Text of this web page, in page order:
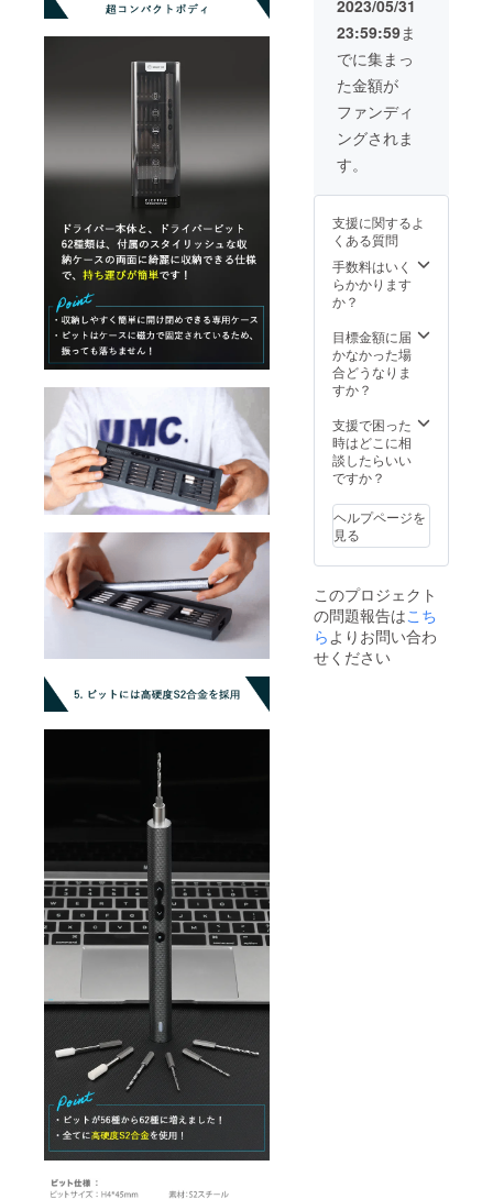
からオ
ンライ
ン
ショッ
プなど
にて一
般販売
す。
より下
がる可
能性も
ござい
ます。
類似商
品が発
生する
ます。
ご了承
頂いた
上でご
支援頂
けます
ます。
2023年
0８月頃
ン
ショッ
プなど
にて一
開始予
定で
す。
上の都
合等に
より出
荷時期
が遅れ
る場合
があり
ます。
より量
が向上
した場
合、正
規販売
価格が
定価格
より下
がる可
能性も
ます。
類似商
品が発
生する
があり
ます。
ご了承
頂いた
支援頂
けます
様お願
い致し
ます。
2023/05/31
23:59:59ま
でに集まっ
た金額が
ファンディ
ングされま
す。
支援に関するよ
くある質問
手数料はいく
らかかります
か？
目標金額に届
かなかった場
合どうなりま
すか？
支援で困った
時はどこに相
談したらいい
ですか？
ヘルプページを
見る
このプロジェクト
の問題報告はこち
らよりお問い合わ
せください